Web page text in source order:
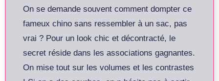
On se demande souvent comment dompter ce
fameux chino sans ressembler à un sac, pas
vrai ? Pour un look chic et décontracté, le
secret réside dans les associations gagnantes.
On mise tout sur les volumes et les contrastes